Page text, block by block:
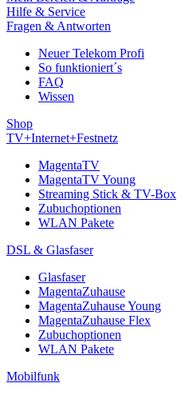
Hilfe & Service
Fragen & Antworten
Neuer Telekom Profi
So funktioniert´s
FAQ
Wissen
Shop
TV+Internet+Festnetz
MagentaTV
MagentaTV Young
Streaming Stick & TV-Box
Zubuchoptionen
WLAN Pakete
DSL & Glasfaser
Glasfaser
MagentaZuhause
MagentaZuhause Young
MagentaZuhause Flex
Zubuchoptionen
WLAN Pakete
Mobilfunk